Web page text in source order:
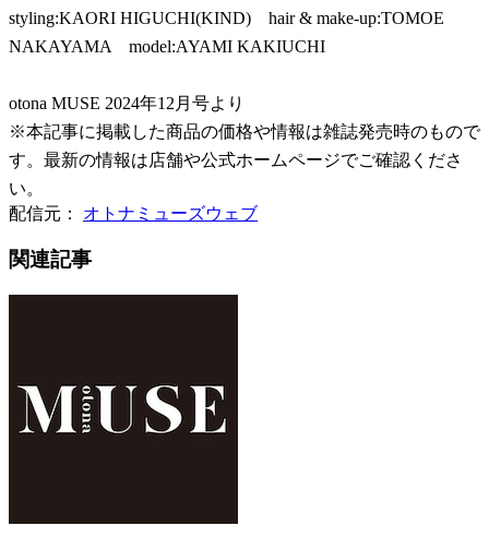
styling:KAORI HIGUCHI(KIND) hair & make-up:TOMOE
NAKAYAMA model:AYAMI KAKIUCHI
otona MUSE 2024年12月号より
※本記事に掲載した商品の価格や情報は雑誌発売時のもので
す。最新の情報は店舗や公式ホームページでご確認くださ
い。
配信元： オトナミューズウェブ
関連記事